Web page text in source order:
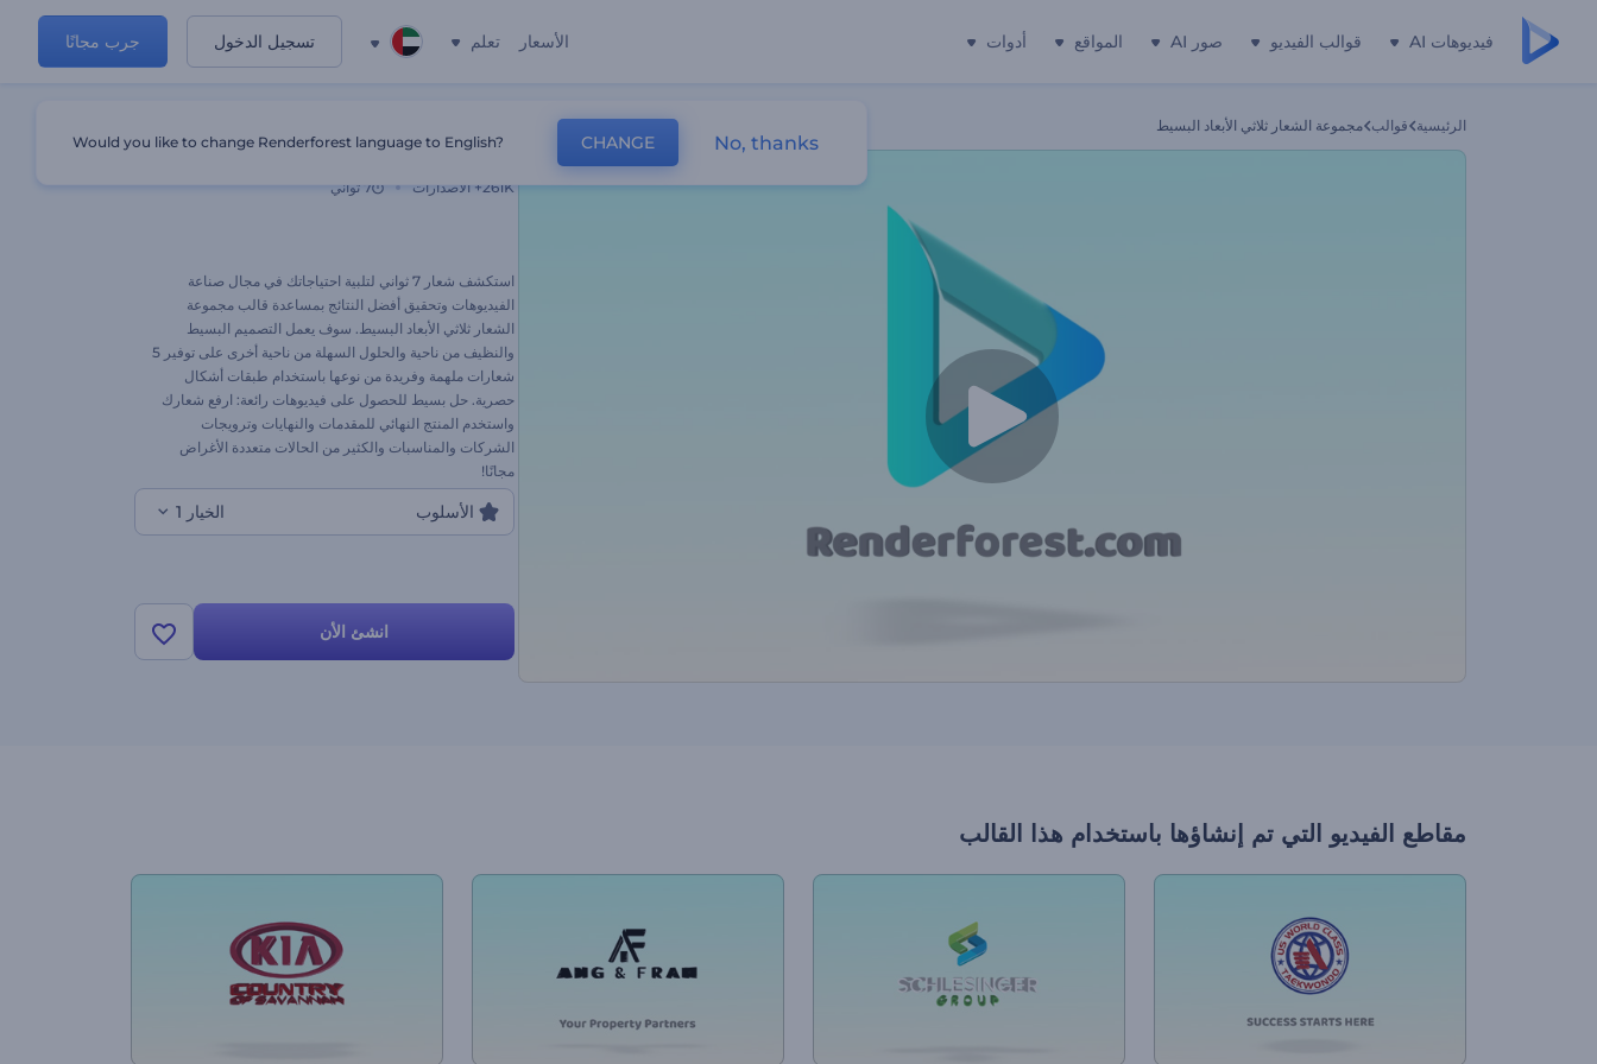
فيديوهات AI قوالب الفيديو صور AI المواقع أدوات الأسعار تعلم تسجيل الدخول جرب مجانًا
الرئيسية قوالب مجموعة الشعار ثلاثي الأبعاد البسيط
261K+ الاصدارات 7 ثواني
استكشف شعار 7 ثواني لتلبية احتياجاتك في مجال صناعة
الفيديوهات وتحقيق أفضل النتائج بمساعدة قالب مجموعة
الشعار ثلاثي الأبعاد البسيط. سوف يعمل التصميم البسيط
والنظيف من ناحية والحلول السهلة من ناحية أخرى على توفير 5
شعارات ملهمة وفريدة من نوعها باستخدام طبقات أشكال
حصرية. حل بسيط للحصول على فيديوهات رائعة: ارفع شعارك
واستخدم المنتج النهائي للمقدمات والنهايات وترويجات
الشركات والمناسبات والكثير من الحالات متعددة الأغراض
مجانًا!
الأسلوب الخيار 1
انشئ الأن
مقاطع الفيديو التي تم إنشاؤها باستخدام هذا القالب
Would you like to change Renderforest language to English? CHANGE No, thanks